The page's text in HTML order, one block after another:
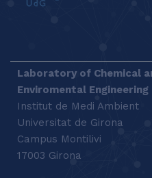
Laboratory of Chemical
Enviromental Engineering
Institut de Medi Ambient
Universitat de Girona
Campus Montilivi
17003 Girona